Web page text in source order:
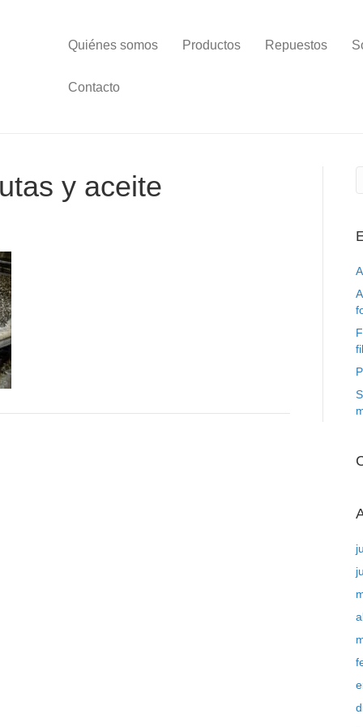
Quiénes somos Productos Repuestos
Contacto
y aceite